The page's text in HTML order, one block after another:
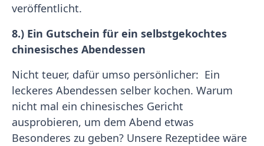
veröffentlicht.
8.) Ein Gutschein für ein selbstgekochtes
chinesisches Abendessen
Nicht teuer, dafür umso persönlicher: Ein
leckeres Abendessen selber kochen. Warum
nicht mal ein chinesisches Gericht
ausprobieren, um dem Abend etwas
Besonderes zu geben? Unsere Rezeptidee wäre